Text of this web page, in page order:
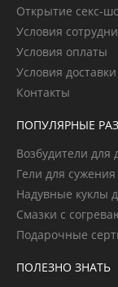
Открытие секс-
Условия
Условия оплаты
Условия доставки
Контакты
ПОПУЛЯРНЫЕ
Возбудители для
Гели для
Надувные куклы
Смазки с
Подарочные
ПОЛЕЗНО ЗНАТЬ